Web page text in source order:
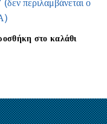
(δεν περιλαμβάνεται ο
στο καλάθι